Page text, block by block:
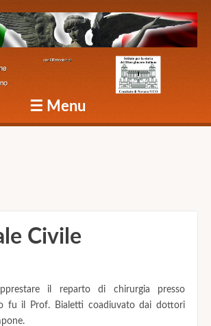
Guerra
☰ Menu
Civile
il reparto di chirurgia presso
fu il Prof. Bialetti coadiuvato dai dottori